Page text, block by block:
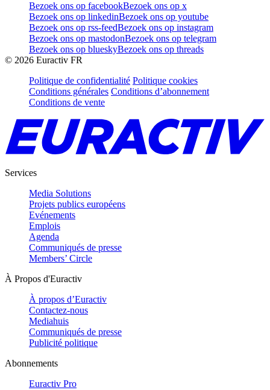
Bezoek ons op facebookBezoek ons op x
Bezoek ons op linkedinBezoek ons op youtube
Bezoek ons op rss-feedBezoek ons op instagram
Bezoek ons op mastodonBezoek ons op telegram
Bezoek ons op blueskyBezoek ons op threads
© 2026 Euractiv FR
Politique de confidentialité Politique cookies
Conditions générales Conditions d’abonnement
Conditions de vente
Services
Media Solutions
Projets publics européens
Evénements
Emplois
Agenda
Communiqués de presse
Members’ Circle
À Propos d'Euractiv
À propos d’Euractiv
Contactez-nous
Mediahuis
Communiqués de presse
Publicité politique
Abonnements
Euractiv Pro